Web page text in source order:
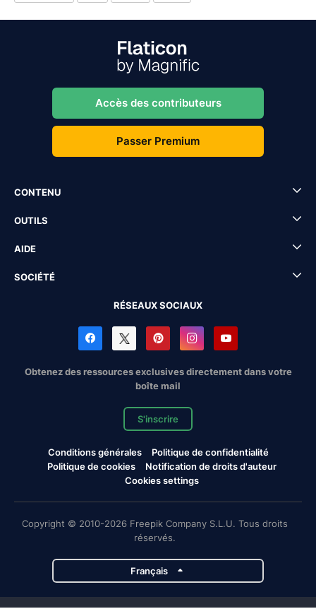
Accès des contributeurs
Passer Premium
CONTENU
OUTILS
AIDE
SOCIÉTÉ
RÉSEAUX SOCIAUX
Obtenez des ressources exclusives directement dans votre
boîte mail
S'inscrire
Conditions générales
Politique de confidentialité
Politique de cookies
Notification de droits d'auteur
Cookies settings
Copyright © 2010-2026 Freepik Company S.L.U. Tous droits
réservés.
Français